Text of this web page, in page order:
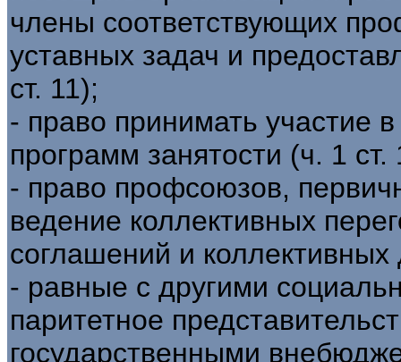
члены соответствующих
уставных задач и
ст. 11);
- право принимать участие
программ занятости (ч. 1 ст.
- право профсоюзов,
ведение коллективных
соглашений и коллективных
- равные с другими
паритетное
государственными